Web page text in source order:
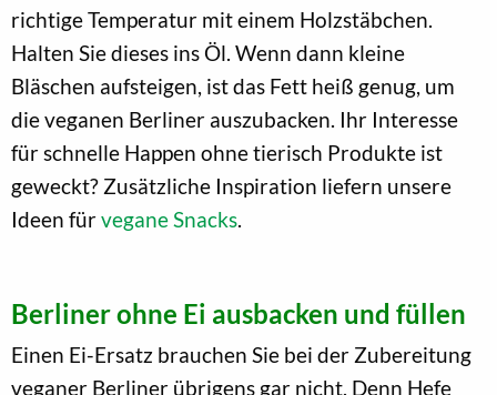
richtige Temperatur mit einem Holzstäbchen.
Halten Sie dieses ins Öl. Wenn dann kleine
Bläschen aufsteigen, ist das Fett heiß genug, um
die veganen Berliner auszubacken. Ihr Interesse
für schnelle Happen ohne tierisch Produkte ist
geweckt? Zusätzliche Inspiration liefern unsere
Ideen fürvegane Snacks.
Berliner ohne Ei ausbacken und füllen
Einen Ei-Ersatz brauchen Sie bei der Zubereitung
veganer Berliner übrigens gar nicht. Denn Hefe